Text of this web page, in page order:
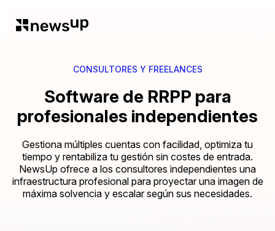
CONSULTORES Y FREELANCES
Software de RRPP para
profesionales independientes
Gestiona múltiples cuentas con facilidad, optimiza tu
tiempo y rentabiliza tu gestión sin costes de entrada.
NewsUp ofrece a los consultores independientes una
infraestructura profesional para proyectar una imagen de
máxima solvencia y escalar según sus necesidades.